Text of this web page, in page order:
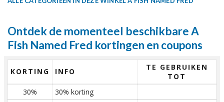
Ontdek de momenteel beschikbare A
Fish Named Fred kortingen en coupons
KORTING INFO
TE GEBRUIKEN
TOT
30%
30% korting